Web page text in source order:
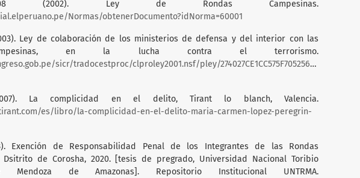
(2002). Ley de Rondas Campesinas.
Normas/obtenerDocumento?idNorma=60001
Ley de colaboración de los ministerios de defensa y del interior con las
en la lucha contra el terrorismo.
sicr/tradocestproc/clproley2001.nsf/pley/274027CE1CC575F705256DC50073C1CB?
La complicidad en el delito, Tirant lo blanch, Valencia.
es/libro/la-complicidad-en-el-delito-maria-carmen-lopez-peregrin-
Exención de Responsabilidad Penal de los Integrantes de las Rondas
Dsitrito de Corosha, 2020. [tesis de pregrado, Universidad Nacional Toribio
Mendoza de Amazonas]. Repositorio Institucional UNTRMA.